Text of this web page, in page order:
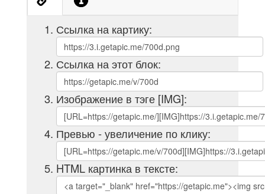
Ссылка на картику:
Ссылка на этот блок:
Изображение в тэге [IMG]:
Превью - увеличение по клику:
HTML картинка в тексте: